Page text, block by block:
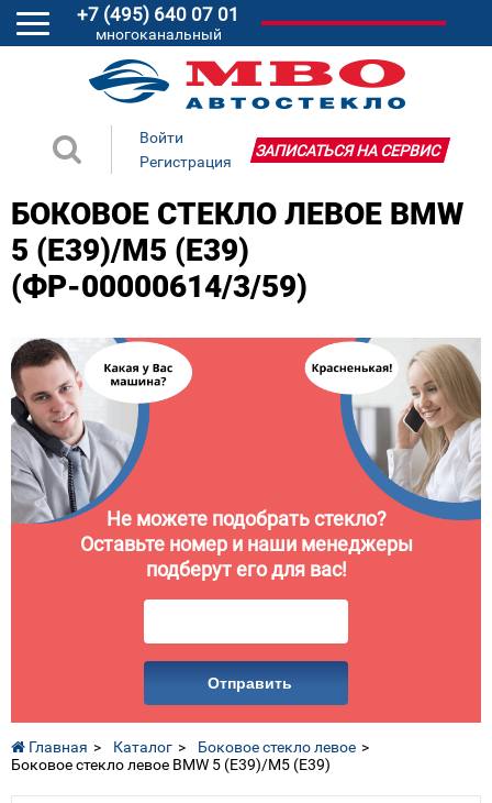
+7 (495) 640 07 01
многоканальный
Войти
Регистрация
ЗАПИСАТЬСЯ НА СЕРВИС
БОКОВОЕ СТЕКЛО ЛЕВОЕ BMW
5 (E39)/M5 (E39)
(ФР-00000614/3/59)
Не можете подобрать стекло?
Оставьте номер и наши менеджеры
подберут его для вас!
Отправить
Главная Каталог
Боковое стекло левое
Боковое стекло левое BMW 5 (E39)/M5 (E39)